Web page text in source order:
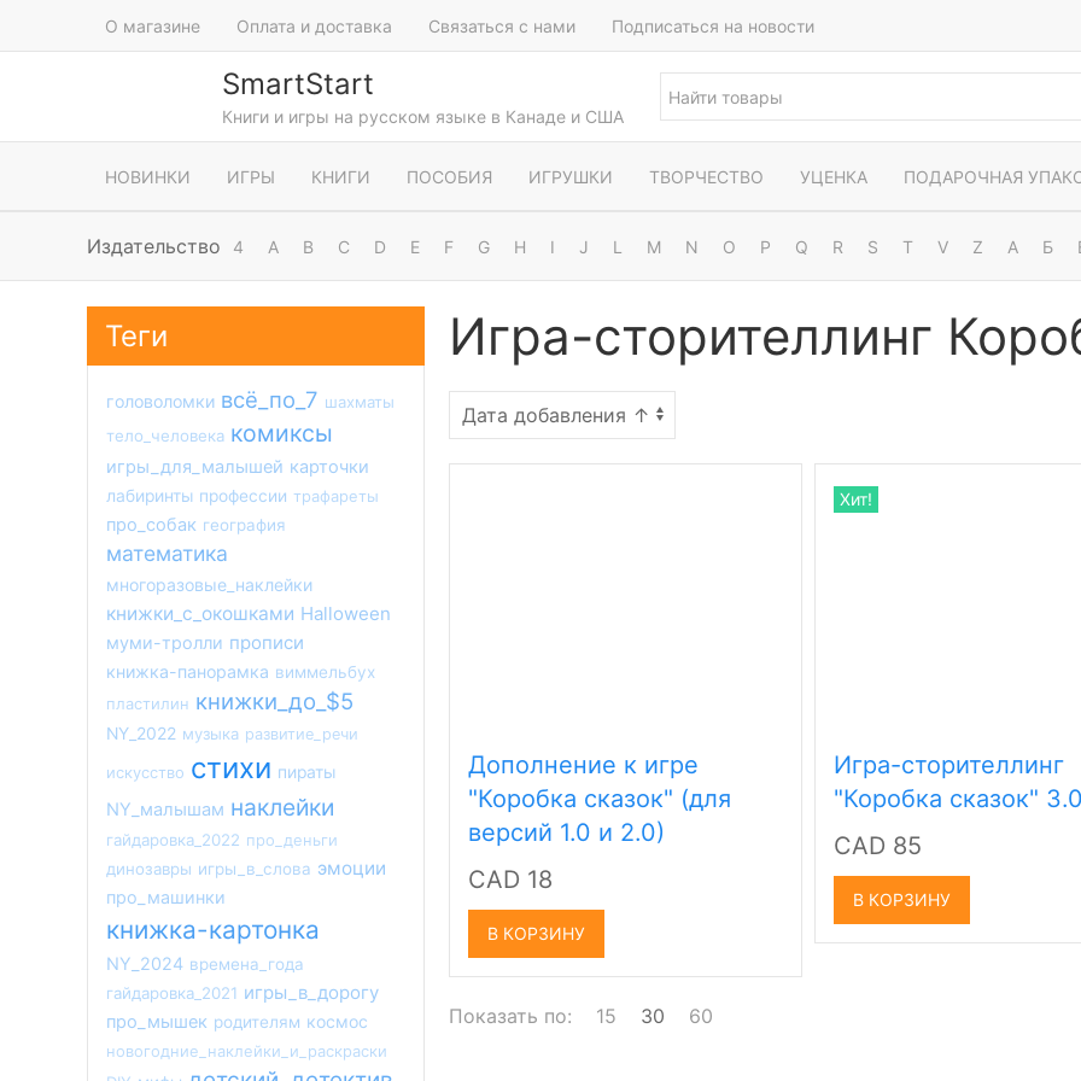
О магазине Оплата и доставка Связаться с нами Подписаться на новости
SmartStart
Книги и игры на русском языке в Канаде и США
НОВИНКИ ИГРЫ КНИГИ ПОСОБИЯ ИГРУШКИ ТВОРЧЕСТВО УЦЕНКА ПОДАРОЧНАЯ
Издательство 4 A B C D E F G H I J L M N O P Q R S T V Z А Б
Игра-сторителлинг
Дополнение к игре
"Коробка сказок" (для
версий 1.0 и 2.0)
CAD 18
В КОРЗИНУ
Игра-сторителлинг
"Коробка сказок"
CAD 85
В КОРЗИНУ
Хит!
Показать по: 15 30 60
Теги
головоломки всё_по_7 шахматы
тело_человека комиксы
игры_для_малышей карточки
лабиринты профессии трафареты
про_собак география
математика
многоразовые_наклейки
книжки_с_окошками Halloween
муми-тролли прописи
книжка-панорамка виммельбух
пластилин книжки_до_$5
NY_2022 музыка развитие_речи
искусство стихи пираты
NY_малышам наклейки
гайдаровка_2022 про_деньги
динозавры игры_в_слова эмоции
про_машинки
книжка-картонка
NY_2024 времена_года
гайдаровка_2021 игры_в_дорогу
про_мышек родителям космос
новогодние_наклейки_и_раскраски